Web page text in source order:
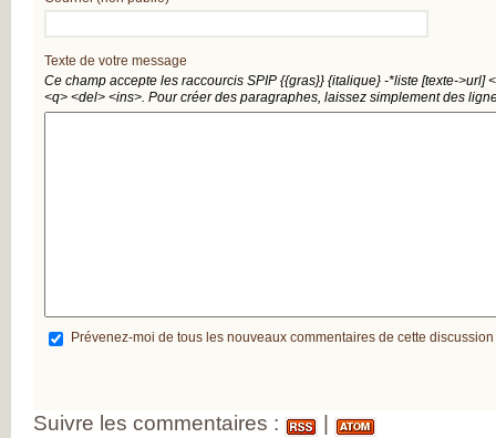
Texte de votre message
Ce champ accepte les raccourcis SPIP {{gras}} {italique} -*liste [texte->url]
<q> <del> <ins>. Pour créer des paragraphes, laissez simplement des
Prévenez-moi de tous les nouveaux commentaires de cette
Suivre les commentaires :